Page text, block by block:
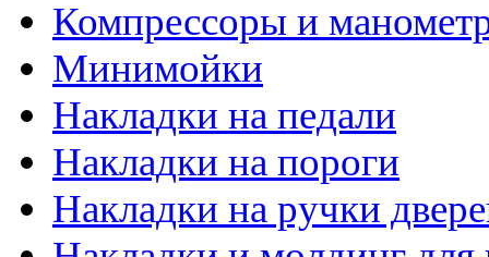
Компрессоры и
Минимойки
Накладки на педали
Накладки на пороги
Накладки на ручки